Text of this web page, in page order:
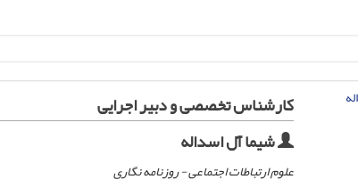
کارشناس تخصصی و دبیر اجرایی
شیما آل اسداله
علوم ارتباطات اجتماعی - روزنامه نگاری